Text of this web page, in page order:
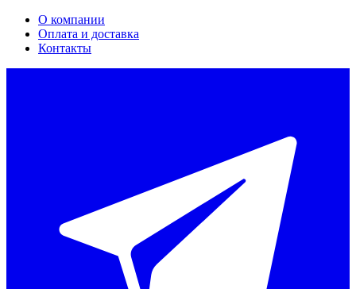
О компании
Оплата и доставка
Контакты